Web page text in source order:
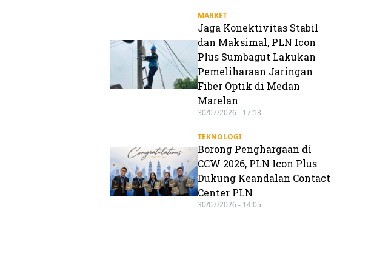
MARKET
Jaga Konektivitas Stabil
dan Maksimal, PLN Icon
Plus Sumbagut Lakukan
Pemeliharaan Jaringan
Fiber Optik di Medan
Marelan
30/07/2026 - 17:13
TEKNOLOGI
Borong Penghargaan di
CCW 2026, PLN Icon Plus
Dukung Keandalan Contact
Center PLN
30/07/2026 - 14:05